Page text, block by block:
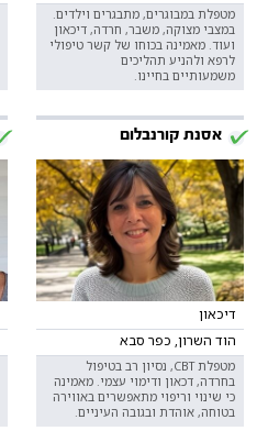
מטפלת במבוגרים, מתבגרים וילדים.
במצבי מצוקה, משבר, חרדה, דיכאון
ועוד. מאמינה בכוחו של קשר טיפולי
לרפא ולהניע תהליכים
משמעותיים בחיינו.
אסנת קורנבלום
דיכאון
הוד השרון, כפר סבא
מטפלת CBT, נסיון רב בטיפול
בחרדה, דכאון ודימוי עצמי. מאמינה
כי שינוי וריפוי מתאפשרים באווירה
בטוחה, אוהדת ובגובה העיניים.